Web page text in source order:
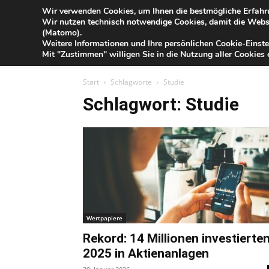
Blog
der
Sparkasse
IHR
Start Schlagworte Studie
Schlagwort: Studie
Wertpapiere
Rekord: 14 Millionen investierten
2025 in Aktienanlagen
Wir verwenden Cookies, um Ihnen die bestmögliche
Wir nutzen technisch notwendige Cookies, damit die
(Matomo).
Weitere Informationen und Ihre persönlichen Cookie-
Mit "Zustimmen" willigen Sie in die Nutzung aller Cookies